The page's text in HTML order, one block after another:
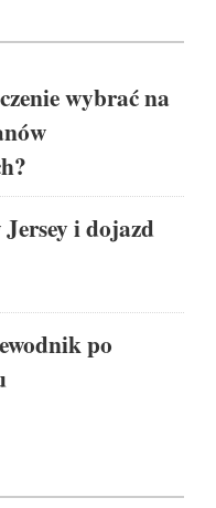
wybrać na
Jersey i dojazd
po